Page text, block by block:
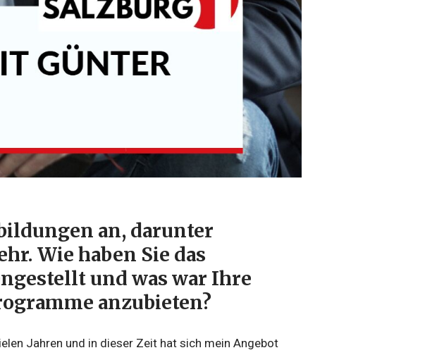
an, darunter
Wie haben Sie das
und was war Ihre
anzubieten?
Jahren und in dieser Zeit hat sich mein Angebot